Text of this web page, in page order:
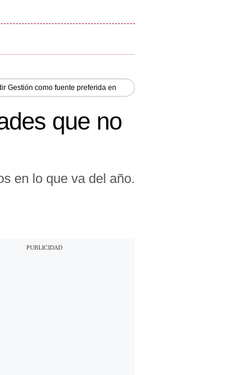
Gestión como fuente preferida en
que no
en lo que va del año.